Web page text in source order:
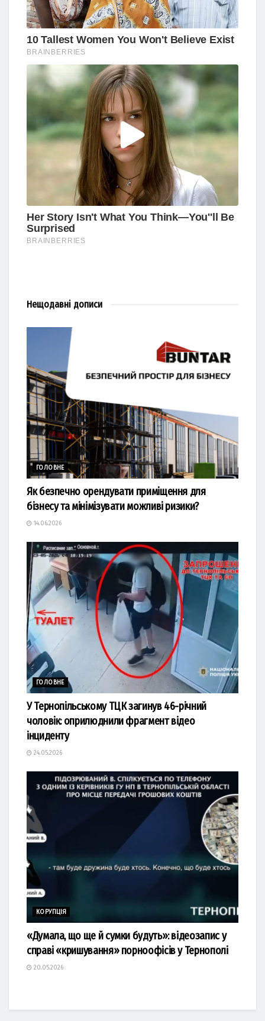
Нещодавні дописи
ГОЛОВНЕ
Як безпечно орендувати приміщення для
бізнесу та мінімізувати можливі ризики?
14.06.2026
ГОЛОВНЕ
У Тернопільському ТЦК загинув 46-річний
чоловік: оприлюднили фрагмент відео
інциденту
24.05.2026
КОРУПЦІЯ
«Думала, що ще й сумки будуть»: відеозапис у
справі «кришування» порноофісів у Тернополі
20.05.2026